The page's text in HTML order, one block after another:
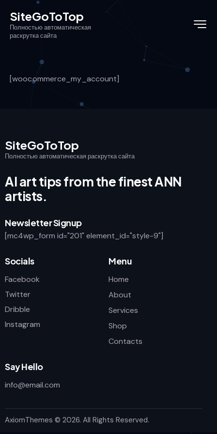
SiteGoToTop
Полностью автоматическая
раскрутка сайта
[woocommerce_my_account]
SiteGoToTop
Полностью автоматическая раскрутка сайта
AI art tips from the finest ANN
artists.
Newsletter Signup
[mc4wp_form id="201" element_id="style-9"]
Socials
Facebook
Twitter
Dribble
Instagram
Menu
Home
About
Services
Shop
Contacts
Say Hello
info@email.com
AxiomThemes © 2026. All Rights Reserved.